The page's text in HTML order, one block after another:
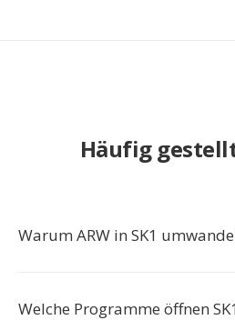
Häufig
Warum ARW in SK1
Welche Programme öffnen